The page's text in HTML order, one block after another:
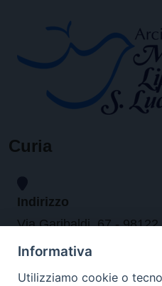
Curia
Indirizzo
Via Garibaldi, 67 -
Orari
Informativa
Utilizziamo cookie o